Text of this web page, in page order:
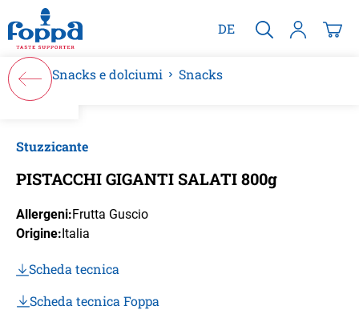
principale
DE
Snacks e dolciumi Snacks
Stuzzicante
PISTACCHI GIGANTI SALATI 800g
Allergeni:Frutta Guscio
Origine:Italia
Scheda tecnica
Scheda tecnica Foppa